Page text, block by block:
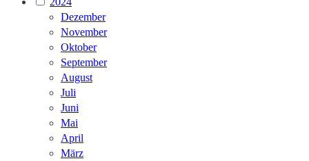
Dezember
November
Oktober
September
August
Juli
Juni
Mai
April
März